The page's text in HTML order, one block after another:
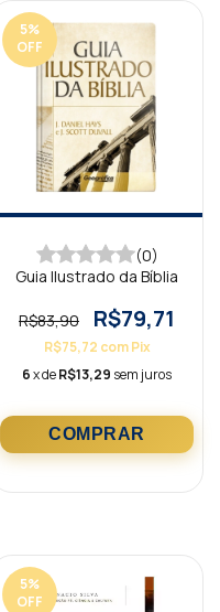
5%
OFF
(0)
Guia Ilustrado da Bíblia
R$83,90 R$79,71
R$75,72 com Pix
6x deR$13,29 sem juros
5%
OFF